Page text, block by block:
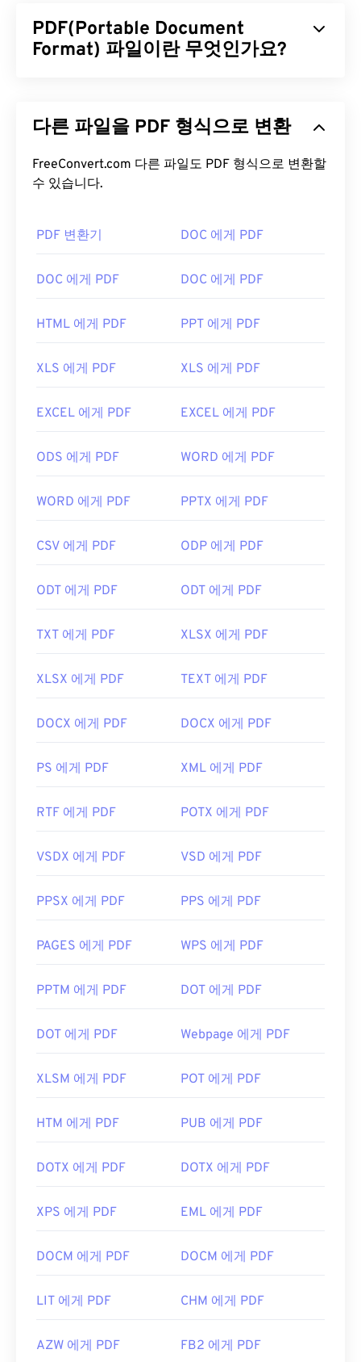
PDF(Portable Document
Format) 파일이란 무엇인가요?
로, 오늘날 가장 널리 사용되는 파일 형식 중 하나입
그대로 유지할 수 있기 때문입니다. PDF 파일은 어떤
기기나 운영 체제에서든 항상 동일하게 표시됩니다.
PDF 파일을 어떻게 여나요?
Adobe Acrobat Reader를
사용합니다. Adobe는
연 가장인기 있는 무료 PDF 리더입니다. 사용하기
는 전혀 어렵지 않지만, 제 생각에는 불필요하거나 원
프로그램입니다.
PDF 파일을 자동으로 열 수 있습니다. 추가 기능이나
도 있지만, 온라인에서 PDF 링크를 클릭하면 자동으
기능을 원하신다면
SumatraPDF 나MuPDF를
개발자: ISO
유용한 링크:
https://en.wikipedia.org/wiki/휴대용_문서_포맷
adobe/about-adobe-pdf.html
다른 파일을 PDF 형식으로 변환
FreeConvert.com 다른 파일도 PDF 형식으로 변환할
수 있습니다.
PDF 변환기 DOC 에게 PDF
DOC 에게 PDF DOC 에게 PDF
HTML 에게 PDF PPT 에게 PDF
XLS 에게 PDF XLS 에게 PDF
EXCEL 에게 PDF EXCEL 에게 PDF
ODS 에게 PDF WORD 에게 PDF
WORD 에게 PDF PPTX 에게 PDF
CSV 에게 PDF ODP 에게 PDF
ODT 에게 PDF ODT 에게 PDF
TXT 에게 PDF XLSX 에게 PDF
XLSX 에게 PDF TEXT 에게 PDF
DOCX 에게 PDF DOCX 에게 PDF
PS 에게 PDF XML 에게 PDF
RTF 에게 PDF POTX 에게 PDF
VSDX 에게 PDF VSD 에게 PDF
PPSX 에게 PDF PPS 에게 PDF
PAGES 에게 PDF WPS 에게 PDF
PPTM 에게 PDF DOT 에게 PDF
DOT 에게 PDF Webpage 에게 PDF
XLSM 에게 PDF POT 에게 PDF
HTM 에게 PDF PUB 에게 PDF
DOTX 에게 PDF DOTX 에게 PDF
XPS 에게 PDF EML 에게 PDF
DOCM 에게 PDF DOCM 에게 PDF
LIT 에게 PDF CHM 에게 PDF
AZW 에게 PDF FB2 에게 PDF